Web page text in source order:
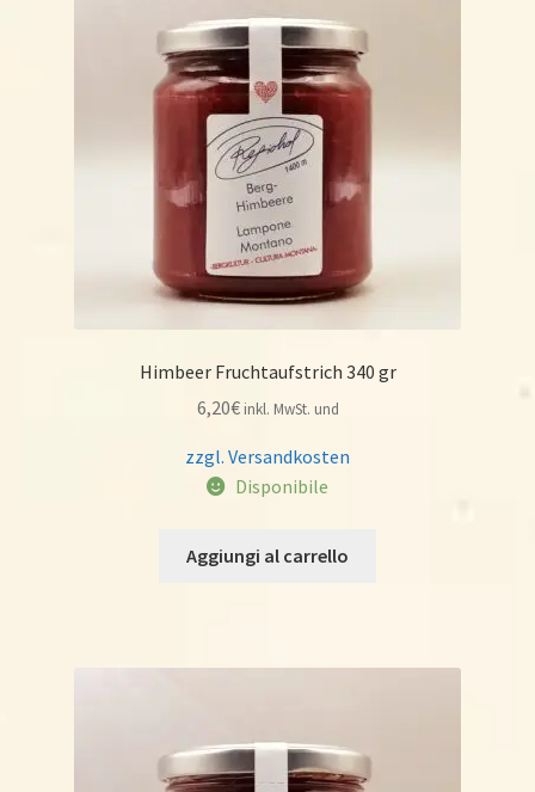
Himbeer Fruchtaufstrich 340 gr
6,20€ inkl. MwSt. und
zzgl. Versandkosten
Disponibile
Aggiungi al carrello